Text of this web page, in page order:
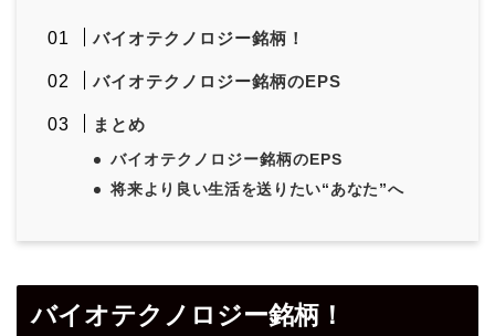
バイオテクノロジー銘柄！
バイオテクノロジー銘柄のEPS
まとめ
バイオテクノロジー銘柄のEPS
将来より良い生活を送りたい“あなた”へ
バイオテクノロジー銘柄！